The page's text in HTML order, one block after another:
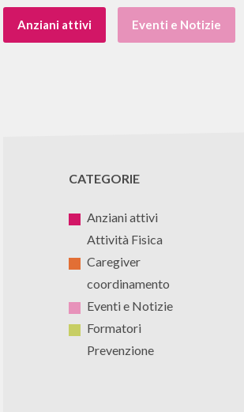
Anziani attivi Eventi e Notizie
CATEGORIE
Anziani attivi
Attività Fisica
Caregiver
coordinamento
Eventi e Notizie
Formatori
Prevenzione